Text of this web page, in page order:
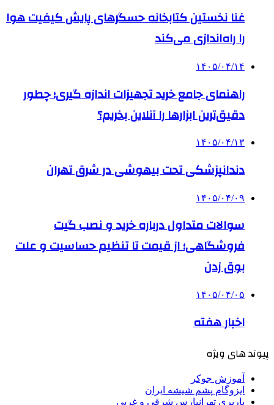
غنا نخستین کتابخانه حسگرهای پایش کیفیت هوا
را راه‌اندازی می‌کند
۱۴۰۵/۰۴/۱۴
راهنمای جامع خرید تجهیزات اندازه گیری؛ چطور
دقیق‌ترین ابزارها را آنلاین بخریم؟
۱۴۰۵/۰۴/۱۳
دندانپزشکی تحت بیهوشی در شرق تهران
۱۴۰۵/۰۴/۰۹
سوالات متداول درباره خرید و نصب گیت
فروشگاهی؛ از قیمت تا تنظیم حساسیت و علت
بوق زدن
۱۴۰۵/۰۴/۰۵
اخبار هفته
پیوند های ویژه
آموزش جوکر
ایزوگام پشم شیشه ایران
باربری تهرانپارس شرقی و غربی